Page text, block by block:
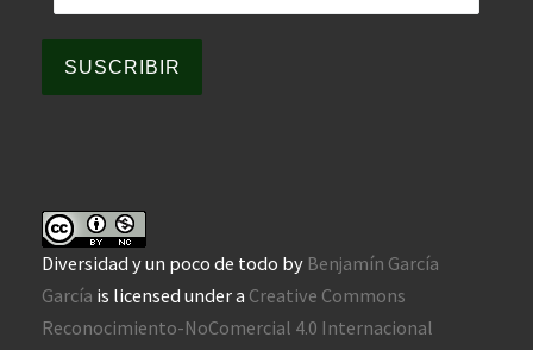
SUSCRIBIR
Diversidad y un poco de todo by Benjamín García
García is licensed under a Creative Commons
Reconocimiento-NoComercial 4.0 Internacional